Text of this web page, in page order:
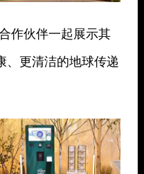
作伙伴一起展示其
、更清洁的地球传递